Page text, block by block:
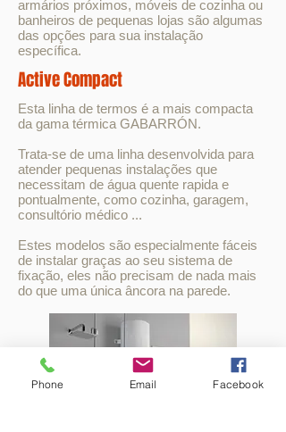
armários próximos, móveis de cozinha ou
banheiros de pequenas lojas são algumas
das opções para sua instalação
específica.
Active Compact
Esta linha de termos é a mais compacta
da gama térmica GABARRÓN.
Trata-se de uma linha desenvolvida para
atender pequenas instalações que
necessitam de água quente rapida e
pontualmente, como cozinha, garagem,
consultório médico ...
Estes modelos são especialmente fáceis
de instalar graças ao seu sistema de
fixação, eles não precisam de nada mais
do que uma única âncora na parede.
Phone Email Facebook